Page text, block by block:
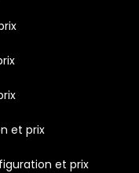
et prix
et prix